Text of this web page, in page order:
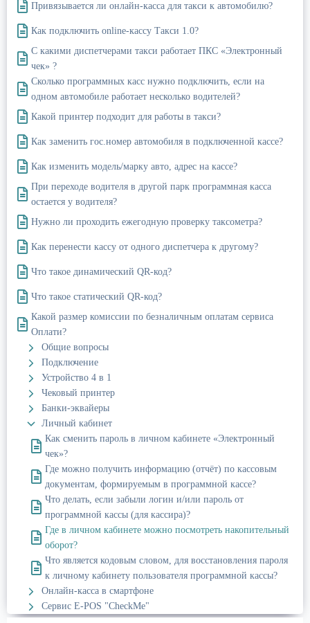
Привязывается ли онлайн-касса для такси к автомобилю?
Как подключить online-кассу Такси 1.0?
С какими диспетчерами такси работает ПКС «Электронный
чек» ?
Сколько программных касс нужно подключить, если на
одном автомобиле работает несколько водителей?
Какой принтер подходит для работы в такси?
Как заменить гос.номер автомобиля в подключенной кассе?
Как изменить модель/марку авто, адрес на кассе?
При переходе водителя в другой парк программная касса
остается у водителя?
Нужно ли проходить ежегодную проверку таксометра?
Как перенести кассу от одного диспетчера к другому?
Что такое динамический QR-код?
Что такое статический QR-код?
Какой размер комиссии по безналичным оплатам сервиса
Оплати?
Общие вопросы
Подключение
Устройство 4 в 1
Чековый принтер
Банки-эквайеры
Личный кабинет
Как сменить пароль в личном кабинете «Электронный
чек»?
Где можно получить информацию (отчёт) по кассовым
документам, формируемым в программной кассе?
Что делать, если забыли логин и/или пароль от
программной кассы (для кассира)?
Где в личном кабинете можно посмотреть накопительный
оборот?
Что является кодовым словом, для восстановления пароля
к личному кабинету пользователя программной кассы?
Онлайн-касса в смартфоне
Сервис E-POS "CheckMe"